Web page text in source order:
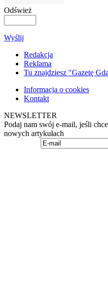
Odśwież
Wyślij
Redakcja
Reklama
Tu znajdziesz "Gazetę
Informacja o cookies
Kontakt
NEWSLETTER
Podaj nam swój e-mail, jeśli
nowych artykułach